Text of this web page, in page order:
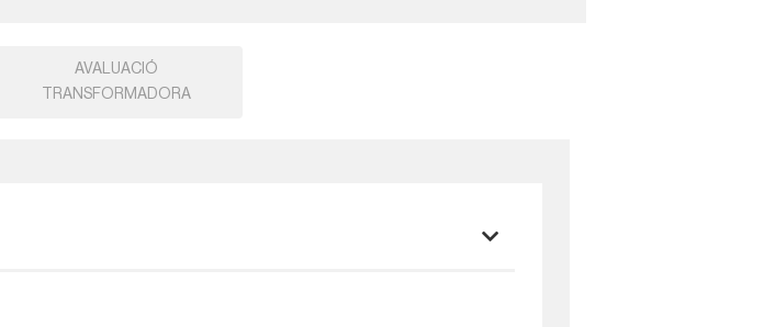
AVALUACIÓ
TRANSFORMADORA